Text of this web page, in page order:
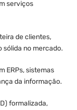
serviços
de clientes,
no mercado.
ERPs, sistemas
da informação.
formalizada,